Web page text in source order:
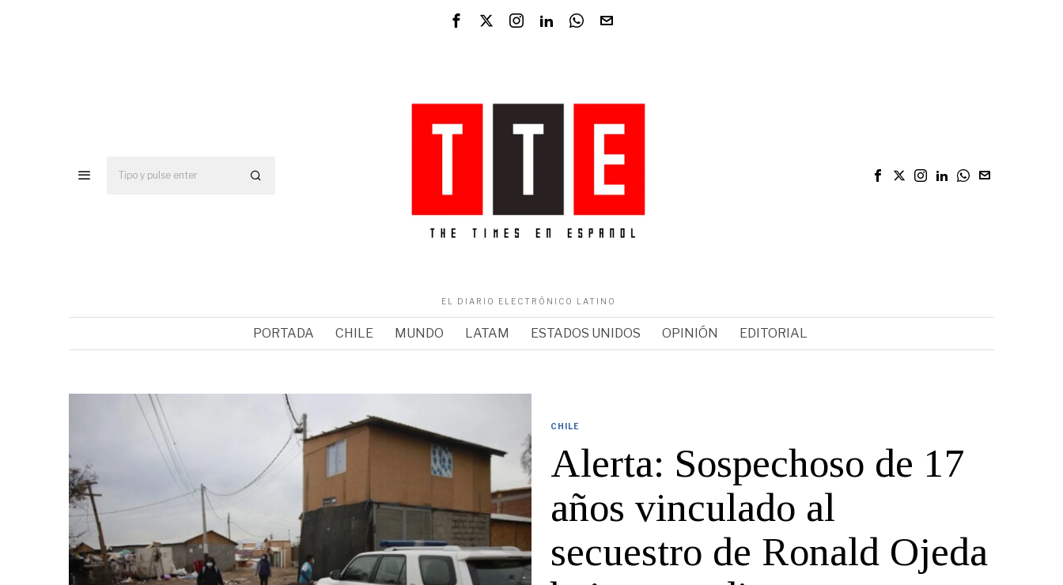
EL DIARIO ELECTRÓNICO LATINO
PORTADA CHILE MUNDO LATAM ESTADOS UNIDOS OPINIÓN EDITORIAL
CHILE
Alerta: Sospechoso de 17
años vinculado al
secuestro de Ronald Ojeda